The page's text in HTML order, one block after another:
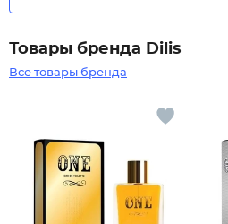
Товары бренда Dilis
Все товары бренда